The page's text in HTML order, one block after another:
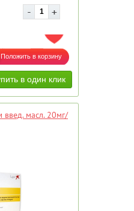
ДОБАВИТЬ В ИЗБРАННОЕ
масл. 20мг/